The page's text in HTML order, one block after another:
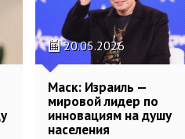
20.05.2026
Маск: Израиль —
мировой лидер по
инновациям на душу
населения